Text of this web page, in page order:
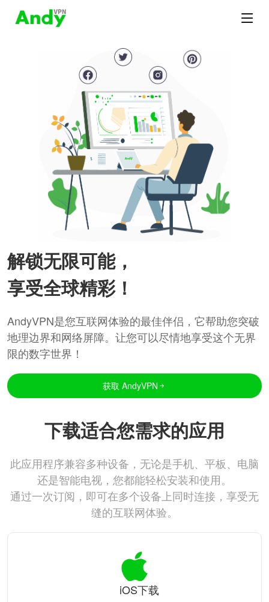
解锁无限可能，
享受全球精彩！
AndyVPN是您互联网体验的最佳伴侣，它帮助您突破
地理边界和网络屏障。让您可以尽情地享受这个无界
限的数字世界！
获取 AndyVPN
下载适合您需求的应用
此应用程序兼容多种设备，无论是手机、平板、电脑
还是智能电视，您都能轻松安装和使用。
通过一次订阅，即可在多个设备上同时连接，享受无
缝的互联网体验。
iOS下载